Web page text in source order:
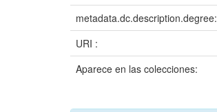
metadata.dc.description.degree:
URI :
Aparece en las colecciones: